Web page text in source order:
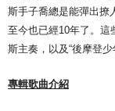
斯手子喬總是能彈出撩
至今也已經10年了。這
斯主奏，以及“後摩登少
專輯歌曲介紹